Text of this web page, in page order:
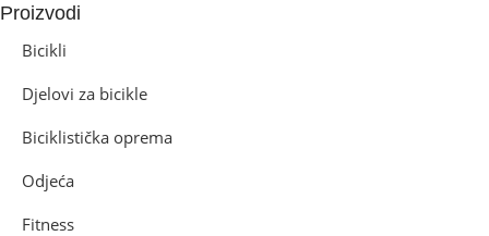
Proizvodi
Bicikli
Djelovi za bicikle
Biciklistička oprema
Odjeća
Fitness